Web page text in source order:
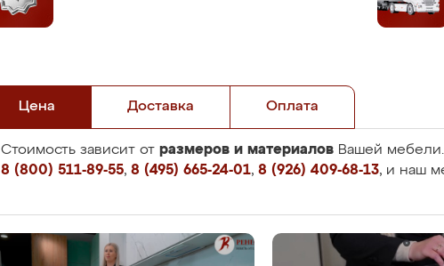
Цена Доставка Оплата
Стоимость зависит от размеров и материалов Вашей
8 (800) 511-89-55, 8 (495) 665-24-01, 8 (926) 409-68-13, и наш